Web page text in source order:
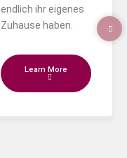
endlich ihr eigenes
Zuhause haben.
Learn More